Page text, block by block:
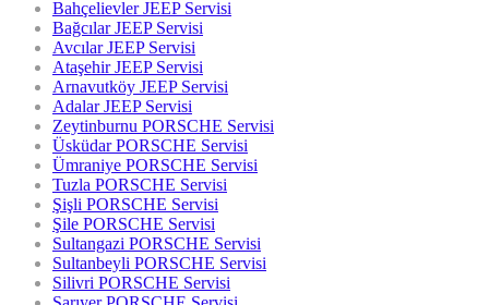
Bahçelievler JEEP Servisi
Bağcılar JEEP Servisi
Avcılar JEEP Servisi
Ataşehir JEEP Servisi
Arnavutköy JEEP Servisi
Adalar JEEP Servisi
Zeytinburnu PORSCHE Servisi
Üsküdar PORSCHE Servisi
Ümraniye PORSCHE Servisi
Tuzla PORSCHE Servisi
Şişli PORSCHE Servisi
Şile PORSCHE Servisi
Sultangazi PORSCHE Servisi
Sultanbeyli PORSCHE Servisi
Silivri PORSCHE Servisi